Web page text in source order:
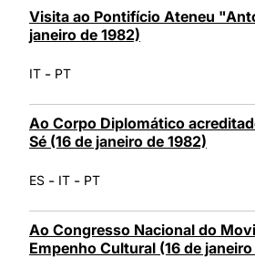
Visita ao Pontifício Ateneu
janeiro de 1982)
IT - PT
Ao Corpo Diplomático
Sé (16 de janeiro de 1982)
ES - IT - PT
Ao Congresso Nacional do
Empenho Cultural (16 de janeiro